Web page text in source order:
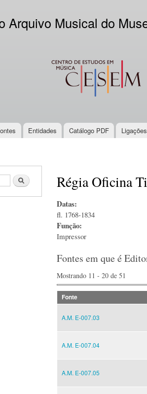
Arquivo Musical do
CESEM
Entidades Catálogo PDF
Search Régia Oficina
Datas:
fl. 1768-1834
Função:
Impressor
Fontes em que é
Mostrando 11 - 20 de 51
Fonte
A.M. E-007.03
A.M. E-007.04
A.M. E-007.05